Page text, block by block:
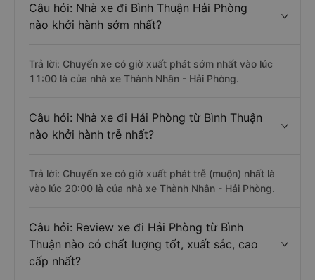
Câu hỏi: Nhà xe đi Bình Thuận Hải Phòng
nào khởi hành sớm nhất?
Trả lời: Chuyến xe có giờ xuất phát sớm nhất vào lúc
11:00 là của nhà xe Thành Nhân - Hải Phòng.
Câu hỏi: Nhà xe đi Hải Phòng từ Bình Thuận
nào khởi hành trễ nhất?
Trả lời: Chuyến xe có giờ xuất phát trễ (muộn) nhất là
vào lúc 20:00 là của nhà xe Thành Nhân - Hải Phòng.
Câu hỏi: Review xe đi Hải Phòng từ Bình
Thuận nào có chất lượng tốt, xuất sắc, cao
cấp nhất?